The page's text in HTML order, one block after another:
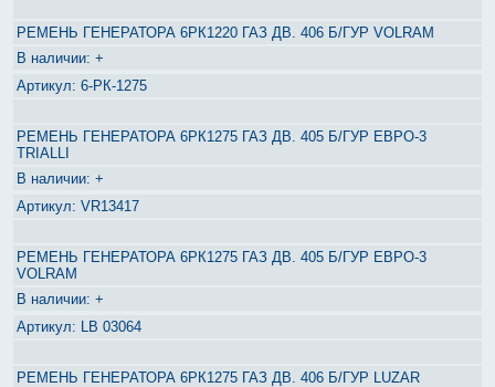
РЕМЕНЬ ГЕНЕРАТОРА 6РК1220 ГАЗ ДВ. 406 Б/ГУР VOLRAM
+
6-РК-1275
РЕМЕНЬ ГЕНЕРАТОРА 6РК1275 ГАЗ ДВ. 405 Б/ГУР ЕВРО-3
TRIALLI
+
VR13417
РЕМЕНЬ ГЕНЕРАТОРА 6РК1275 ГАЗ ДВ. 405 Б/ГУР ЕВРО-3
VOLRAM
+
LB 03064
РЕМЕНЬ ГЕНЕРАТОРА 6РК1275 ГАЗ ДВ. 406 Б/ГУР LUZAR